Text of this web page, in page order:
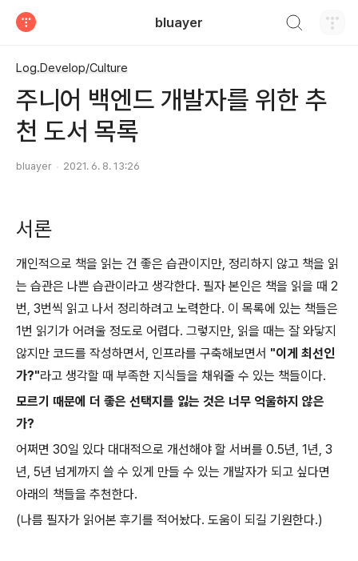
bluayer
Log.Develop/Culture
주니어 백엔드 개발자를 위한 추
천 도서 목록
bluayer 2021. 6. 8. 13:26
서론
개인적으로 책을 읽는 건 좋은 습관이지만, 정리하지 않고 책을 읽
는 습관은 나쁜 습관이라고 생각한다. 필자 본인은 책을 읽을 때 2
번, 3번씩 읽고 나서 정리하려고 노력한다. 이 목록에 있는 책들은
1번 읽기가 어려울 정도로 어렵다. 그렇지만, 읽을 때는 잘 와닿지
않지만 코드를 작성하면서, 인프라를 구축해보면서 "이게 최선인
가?"라고 생각할 때 부족한 지식들을 채워줄 수 있는 책들이다.
모르기 때문에 더 좋은 선택지를 잃는 것은 너무 억울하지 않은
가?
어쩌면 30일 있다 대대적으로 개선해야 할 서버를 0.5년, 1년, 3
년, 5년 넘게까지 쓸 수 있게 만들 수 있는 개발자가 되고 싶다면
아래의 책들을 추천한다.
(나름 필자가 읽어본 후기를 적어놨다. 도움이 되길 기원한다.)